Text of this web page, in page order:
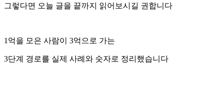
그렇다면 오늘 글을 끝까지 읽어보시길 권합니다
1억을 모은 사람이 3억으로 가는
3단계 경로를 실제 사례와 숫자로 정리했습니다